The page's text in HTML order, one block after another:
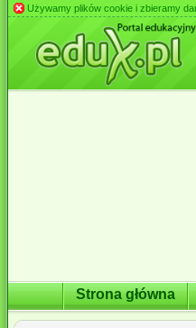
Używamy plików cookie i zbieramy
Strona główna